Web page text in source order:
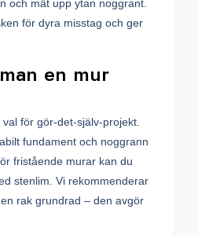
och mät upp ytan noggrant.
för dyra misstag och ger
en mur
för gör-det-själv-projekt.
fundament och noggrann
fristående murar kan du
stenlim. Vi rekommenderar
rak grundrad – den avgör